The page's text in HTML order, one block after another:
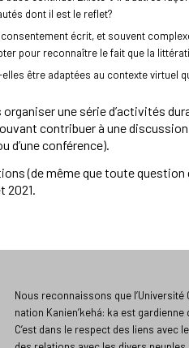
dont il est le reflet?
écrit, et souvent
pour reconnaître le fait que la
être adaptées au contexte
une série d’activités
contribuer à une
d’une conférence).
(de même que toute question
2021.
Nous reconnaissons que
nation Kanien’kehá: ka est
C’est dans le respect des liens avec